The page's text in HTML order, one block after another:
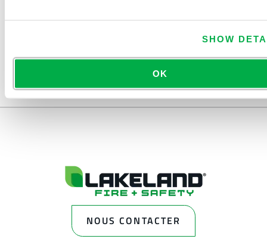
SHOW
OK
NOUS CONTACTER